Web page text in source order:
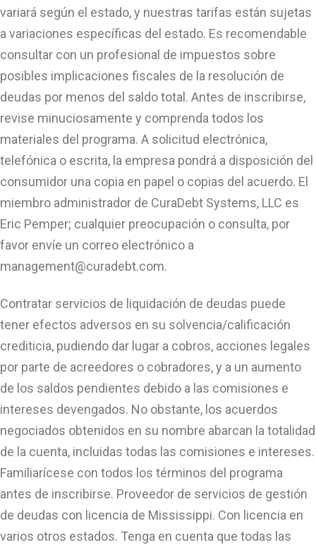
variará según el estado, y nuestras tarifas están sujetas
a variaciones específicas del estado. Es recomendable
consultar con un profesional de impuestos sobre
posibles implicaciones fiscales de la resolución de
deudas por menos del saldo total. Antes de inscribirse,
revise minuciosamente y comprenda todos los
materiales del programa. A solicitud electrónica,
telefónica o escrita, la empresa pondrá a disposición del
consumidor una copia en papel o copias del acuerdo. El
miembro administrador de CuraDebt Systems, LLC es
Eric Pemper; cualquier preocupación o consulta, por
favor envíe un correo electrónico a
management@curadebt.com.
Contratar servicios de liquidación de deudas puede
tener efectos adversos en su solvencia/calificación
crediticia, pudiendo dar lugar a cobros, acciones legales
por parte de acreedores o cobradores, y a un aumento
de los saldos pendientes debido a las comisiones e
intereses devengados. No obstante, los acuerdos
negociados obtenidos en su nombre abarcan la totalidad
de la cuenta, incluidas todas las comisiones e intereses.
Familiarícese con todos los términos del programa
antes de inscribirse. Proveedor de servicios de gestión
de deudas con licencia de Mississippi. Con licencia en
varios otros estados. Tenga en cuenta que todas las